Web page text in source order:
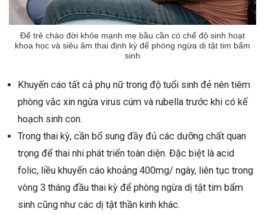
Để trẻ chào đời khỏe mạnh mẹ bầu cần có chế độ sinh hoạt
khoa học và siêu âm thai định kỳ để phòng ngừa dị tật tim bẩm
sinh
Khuyến cáo tất cả phụ nữ trong độ tuổi sinh đẻ nên tiêm
phòng vắc xin ngừa virus cúm và rubella trước khi có kế
hoạch sinh con.
Trong thai kỳ, cần bổ sung đầy đủ các dưỡng chất quan
trọng để thai nhi phát triển toàn diện. Đặc biệt là acid
folic, liều khuyến cáo khoảng 400mg/ ngày, liên tục trong
vòng 3 tháng đầu thai kỳ để phòng ngừa dị tật tim bẩm
sinh cũng như các dị tật thần kinh khác.